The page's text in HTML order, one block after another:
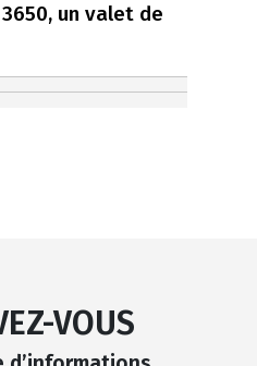
un valet de
VOUS